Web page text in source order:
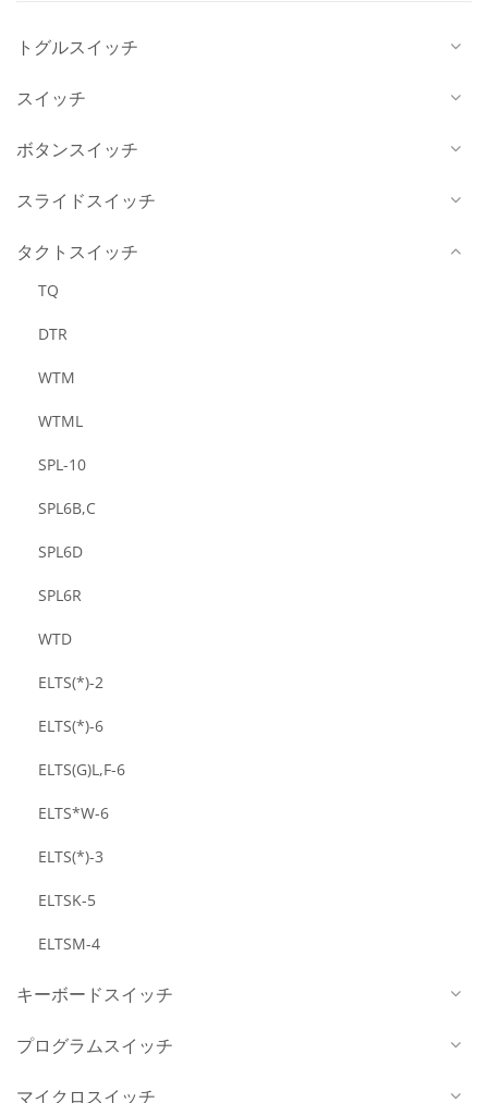
トグルスイッチ
スイッチ
ボタンスイッチ
スライドスイッチ
タクトスイッチ
TQ
DTR
WTM
WTML
SPL-10
SPL6B,C
SPL6D
SPL6R
WTD
ELTS(*)-2
ELTS(*)-6
ELTS(G)L,F-6
ELTS*W-6
ELTS(*)-3
ELTSK-5
ELTSM-4
キーボードスイッチ
プログラムスイッチ
マイクロスイッチ